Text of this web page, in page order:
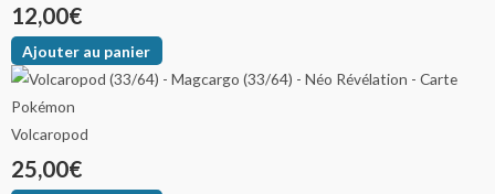
12,00€
Ajouter au panier
Volcaropod
25,00€